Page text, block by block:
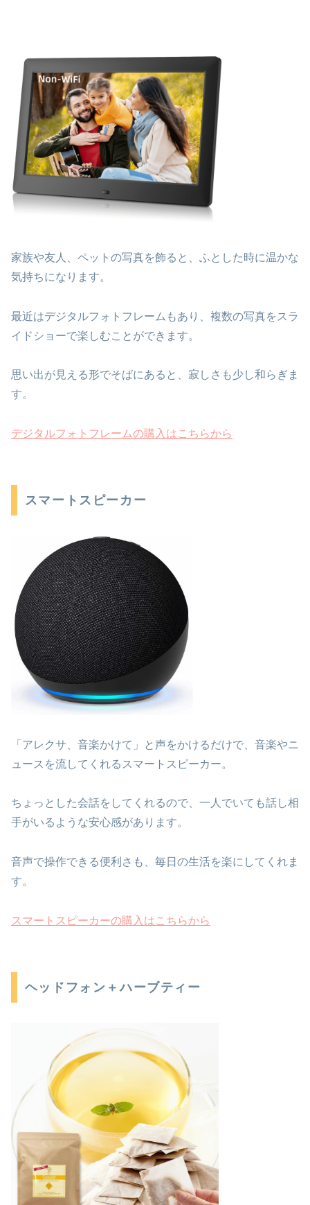
家族や友人、ペットの写真を飾ると、ふとした時に温かな
気持ちになります。
最近はデジタルフォトフレームもあり、複数の写真をスラ
イドショーで楽しむことができます。
思い出が見える形でそばにあると、寂しさも少し和らぎま
す。
デジタルフォトフレームの購入はこちらから
スマートスピーカー
「アレクサ、音楽かけて」と声をかけるだけで、音楽やニ
ュースを流してくれるスマートスピーカー。
ちょっとした会話をしてくれるので、一人でいても話し相
手がいるような安心感があります。
音声で操作できる便利さも、毎日の生活を楽にしてくれま
す。
スマートスピーカーの購入はこちらから
ヘッドフォン＋ハーブティー